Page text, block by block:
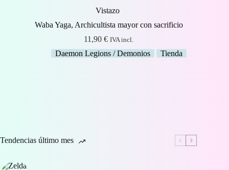
Vistazo
Waba Yaga, Archicultista mayor con sacrificio
11,90€ IVA incl.
Daemon Legions / Demonios Tienda
Tendencias último mes